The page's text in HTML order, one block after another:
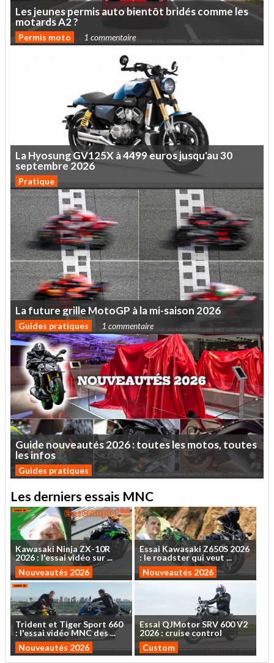
Lesjeunespermisautobientôt bridéscommeles
motardsA2?
Permis moto 1 commentaire
LaHyosungGV125X à4499eurosjusqu'au30
septembre 2026
Pratique
Lafuturegrille MotoGP àlami-saison 2026
Guides pratiques 1 commentaire
Guidenouveautés2026:touteslesmotos,toutes
lesinfos
Guides pratiques
Les derniers essais MNC
Kawasaki NinjaZX-10R
2026: l'essaividéo sur...
Nouveautés 2026
Essai Kawasaki Z650S 2026
: le roadsterquiveut ...
Nouveautés 2026
Trident et TigerSport 660
: l'essaividéo MNCdes...
Nouveautés 2026
EssaiQJMotorSRV 600V2
2026 : cruise control
Custom